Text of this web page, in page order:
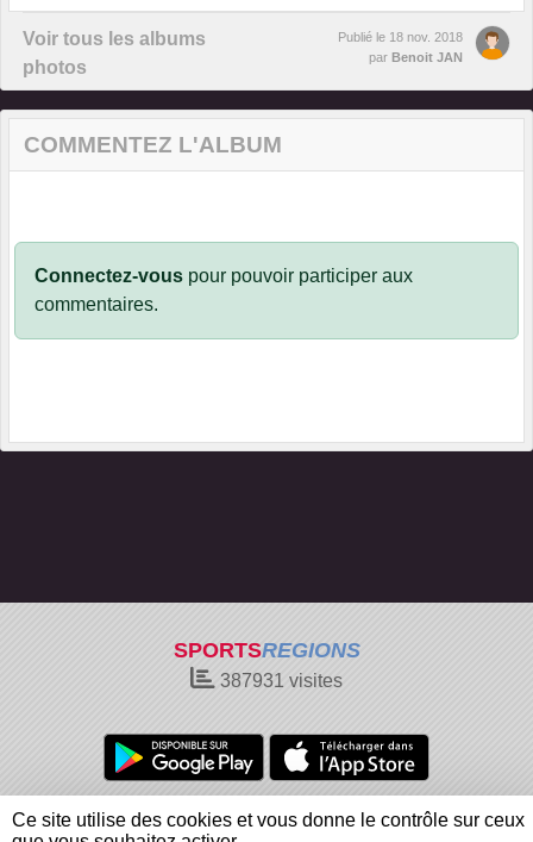
Voir tous les albums
photos
Publié le 18 nov. 2018
par Benoit JAN
COMMENTEZ L'ALBUM
Connectez-vous pour pouvoir participer aux
commentaires.
SPORTSREGIONS
387931 visites
Charte cookies
Gestion des cookies
Ce site utilise des cookies et vous donne le contrôle sur ceux